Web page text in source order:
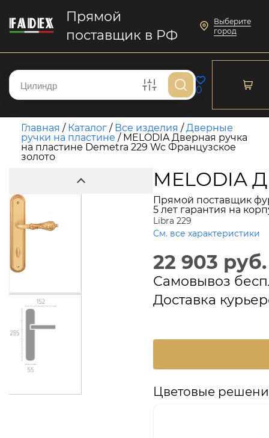
Прямой
поставщик в РФ
Выберите
город
0
Главная / Каталог / Все изделия /Дверные
ручки на пластине / MELODIA Дверная ручка
на пластине Demetra 229 Wc Французское
золото
MELODIA
Прямой поставщик
5 лет гарантия на
Libra 229
См. все характеристики
22 903 руб.
Самовывоз
Доставка
Цветовые